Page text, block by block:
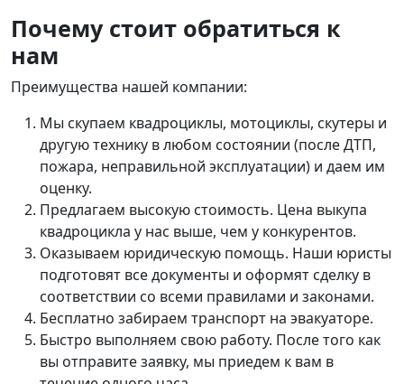
Почему стоит обратиться к
нам
Преимущества нашей компании:
Мы скупаем квадроциклы, мотоциклы, скутеры и
другую технику в любом состоянии (после ДТП,
пожара, неправильной эксплуатации) и даем им
оценку.
Предлагаем высокую стоимость. Цена выкупа
квадроцикла у нас выше, чем у конкурентов.
Оказываем юридическую помощь. Наши юристы
подготовят все документы и оформят сделку в
соответствии со всеми правилами и законами.
Бесплатно забираем транспорт на эвакуаторе.
Быстро выполняем свою работу. После того как
вы отправите заявку, мы приедем к вам в